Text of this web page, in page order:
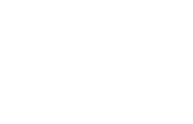
Willkommen auf der